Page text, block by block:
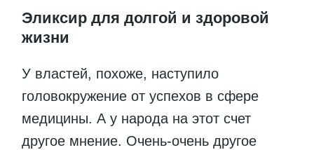
Эликсир для долгой и здоровой
жизни
У властей, похоже, наступило
головокружение от успехов в сфере
медицины. А у народа на этот счет
другое мнение. Очень-очень другое